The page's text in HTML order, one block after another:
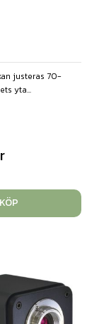
justeras 70-
yta...
KÖP